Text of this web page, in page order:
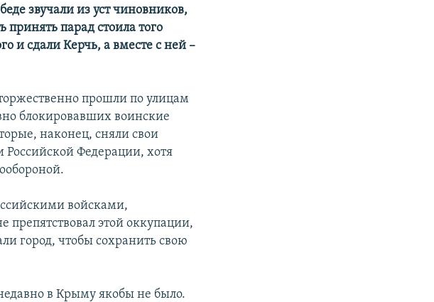
звучали из уст чиновников,
принять парад стоила того
и сдали Керчь, а вместе с ней –
прошли по улицам
блокировавших воинские
наконец, сняли свои
Федерации, хотя
войсками,
этой оккупации,
город, чтобы сохранить свою
в Крыму якобы не было.